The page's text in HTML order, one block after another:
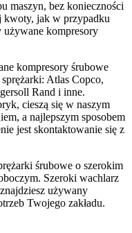
maszyn, bez konieczności
kwoty, jak w przypadku
używane kompresory
kompresory śrubowe
Atlas Copco,
Rand i inne.
cieszą się w naszym
a najlepszym sposobem
jest skontaktowanie się z
śrubowe o szerokim
Szeroki wachlarz
używany
Twojego zakładu.